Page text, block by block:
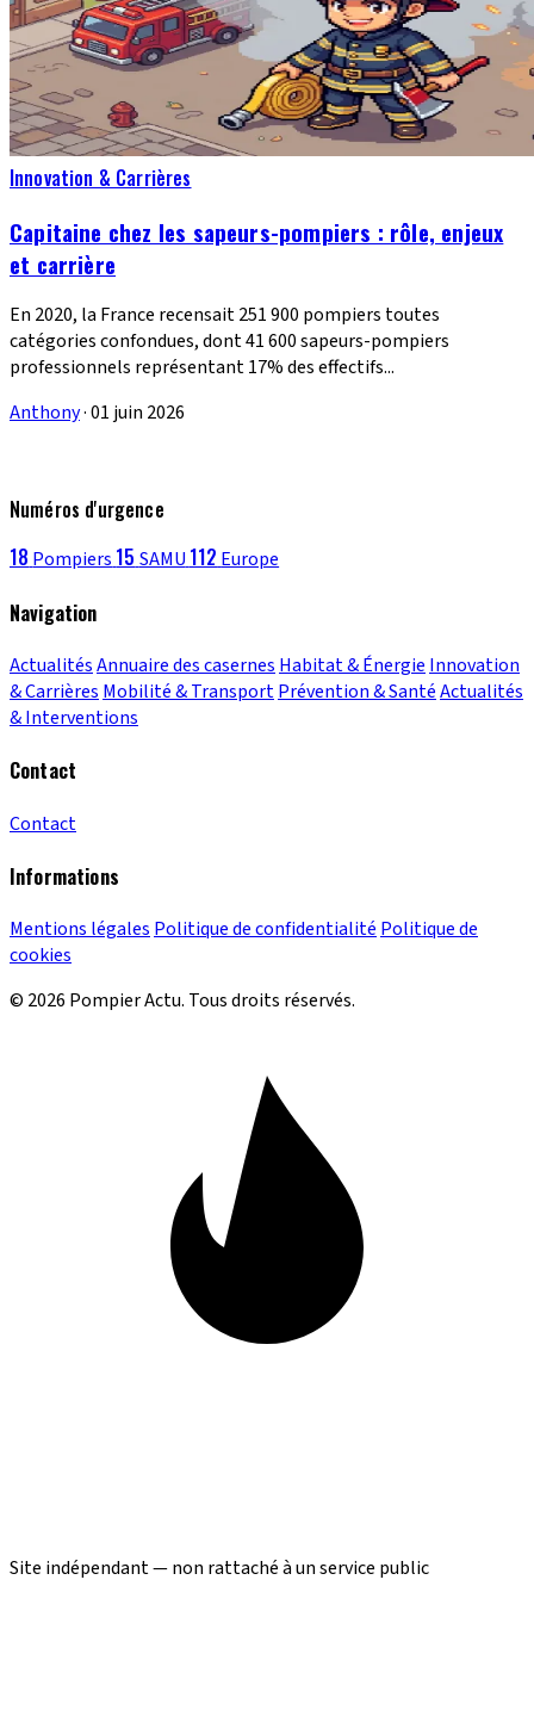
Innovation & Carrières
Capitaine chez les sapeurs-pompiers : rôle, enjeux
et carrière
En 2020, la France recensait 251 900 pompiers toutes
catégories confondues, dont 41 600 sapeurs-pompiers
professionnels représentant 17% des effectifs...
Anthony·01 juin 2026
Numéros d'urgence
18Pompiers15 SAMU112Europe
Navigation
ActualitésAnnuaire des casernes Habitat & Énergie Innovation
& Carrières Mobilité & TransportPrévention & SantéActualités
& Interventions
Contact
Contact
Informations
Mentions légales Politique de confidentialité Politique de
cookies
© 2026 Pompier Actu. Tous droits réservés.
Site indépendant — non rattaché à un service public